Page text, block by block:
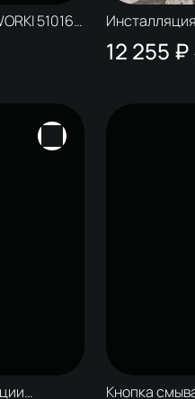
510162
хром
510162
12 255 ₽
Кнопка